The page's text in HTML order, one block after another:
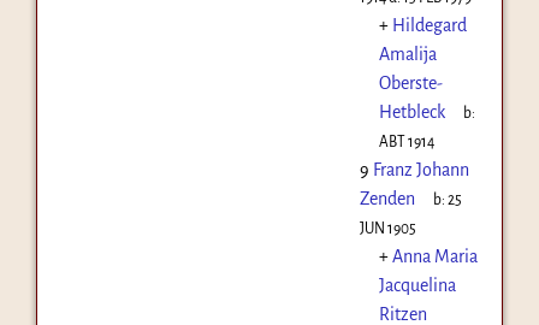
+ Hildegard
Amalija
Oberste-
Hetbleck
b:
ABT 1914
9 Franz Johann
Zenden
b:25
JUN 1905
+Anna Maria
Jacquelina
Ritzen